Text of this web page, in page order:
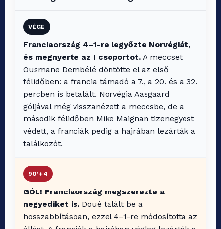
VÉGE
Franciaország 4–1-re legyőzte Norvégiát,
és megnyerte az I csoportot. A meccset
Ousmane Dembélé döntötte el az első
félidőben: a francia támadó a 7., a 20. és a 32.
percben is betalált. Norvégia Aasgaard
góljával még visszanézett a meccsbe, de a
második félidőben Mike Maignan tizenegyest
védett, a franciák pedig a hajrában lezárták a
találkozót.
90’+4
GÓL! Franciaország megszerezte a
negyediket is. Doué talált be a
hosszabbításban, ezzel 4–1-re módosította az